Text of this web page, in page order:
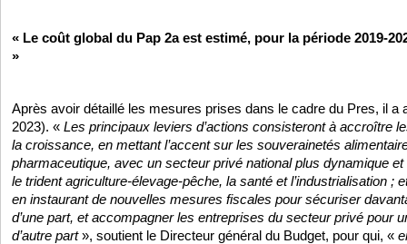
« Le coût global du Pap 2a est estimé, pour la période 2019-
»
Après avoir détaillé les mesures prises dans le cadre du Pres, il a
2023). « Les principaux leviers d’actions consisteront à accroître
la croissance, en mettant l’accent sur les souverainetés
pharmaceutique, avec un secteur privé national plus dynamique
le trident agriculture-élevage-pêche, la santé et l’industrialisation ;
en instaurant de nouvelles mesures fiscales pour sécuriser
d’une part, et accompagner les entreprises du secteur privé pour
d’autre part», soutient le Directeur général du Budget, pour qui, «